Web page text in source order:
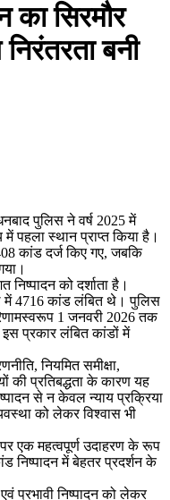
का सिरमौर
बनी
पुलिस ने वर्ष 2025 में
पहला स्थान प्राप्त किया है।
कांड दर्ज किए गए, जबकि
को दर्शाता है।
4716 कांड लंबित थे। पुलिस
1 जनवरी 2026 तक
प्रकार लंबित कांडों में
नियमित समीक्षा,
की प्रतिबद्धता के कारण यह
से न केवल न्याय प्रक्रिया
को लेकर विश्वास भी
एक महत्वपूर्ण उदाहरण के रूप
निष्पादन में बेहतर प्रदर्शन के
प्रभावी निष्पादन को लेकर